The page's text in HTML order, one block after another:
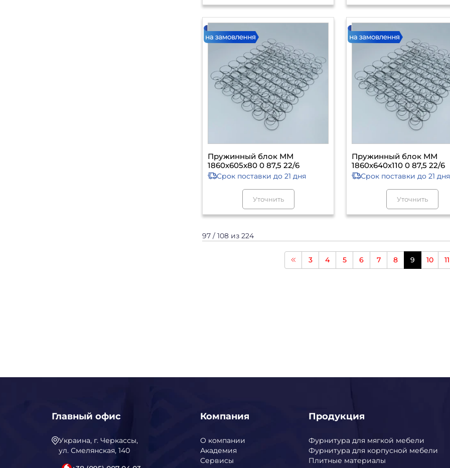
Пружинный блок ММ
1860х605х80 0 87,5 22/6
Срок поставки до 21 дня
Уточнить
Пружинный блок ММ
1860х640х110 0 87,5 22/6
Срок поставки до 21 дня
Уточнить
97 / 108 из 224
3 4 5 6 7 8 9 10 11
Главный офис
Украина, г. Черкассы,
ул. Смелянская, 140
Компания
О компании
Академия
Сервисы
Продукция
Фурнитура для мягкой мебели
Фурнитура для корпусной мебели
Плитные материалы